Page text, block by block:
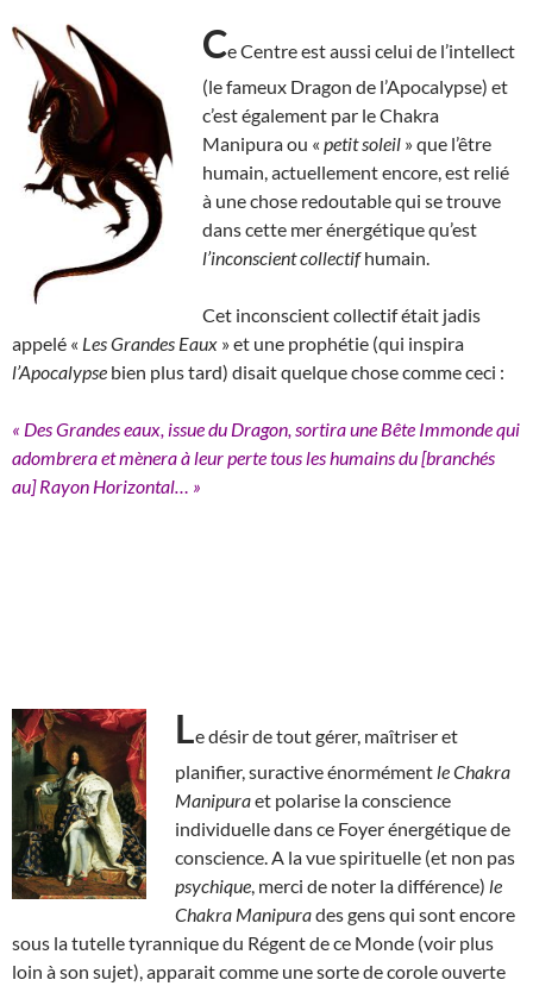
Ce Centre est aussi celui de l’intellect
(le fameux Dragon de l’Apocalypse) et
c’est également par le Chakra
Manipura ou « petit soleil » que l’être
humain, actuellement encore, est relié
à une chose redoutable qui se trouve
dans cette mer énergétique qu’est
l’inconscient collectifhumain.
Cet inconscient collectif était jadis
appelé « Les Grandes Eaux » et une prophétie (qui inspira
l’Apocalypse bien plus tard) disait quelque chose comme ceci :
« Des Grandes eaux, issue du Dragon, sortira une Bête Immonde qui
adombrera et mènera à leur perte tous les humains du [branchés
au] Rayon Horizontal… »
Le désir de tout gérer, maîtriser et
planifier, suractive énormément le Chakra
Manipuraet polarise la conscience
individuelle dans ce Foyer énergétique de
conscience. A la vue spirituelle (et non pas
psychique , merci de noter la différence) le
Chakra Manipurades gens qui sont encore
sous la tutelle tyrannique du Régent de ce Monde (voir plus
loin à son sujet), apparait comme une sorte de corole ouverte